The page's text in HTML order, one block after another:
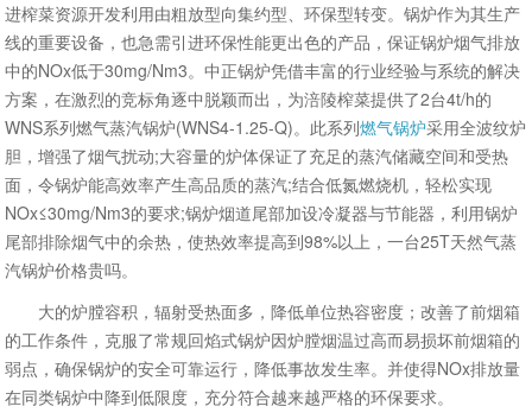
进榨菜资源开发利用由粗放型向集约型、环保型转变。锅炉作为其生产
线的重要设备，也急需引进环保性能更出色的产品，保证锅炉烟气排放
中的NOx低于30mg/Nm3。中正锅炉凭借丰富的行业经验与系统的解决
方案，在激烈的竞标角逐中脱颖而出，为涪陵榨菜提供了2台4t/h的
WNS系列燃气蒸汽锅炉(WNS4-1.25-Q)。此系列燃气锅炉采用全波纹炉
胆，增强了烟气扰动;大容量的炉体保证了充足的蒸汽储藏空间和受热
面，令锅炉能高效率产生高品质的蒸汽;结合低氮燃烧机，轻松实现
NOx≤30mg/Nm3的要求;锅炉烟道尾部加设冷凝器与节能器，利用锅炉
尾部排除烟气中的余热，使热效率提高到98%以上，一台25T天然气蒸
汽锅炉价格贵吗。
大的炉膛容积，辐射受热面多，降低单位热容密度；改善了前烟箱
的工作条件，克服了常规回焰式锅炉因炉膛烟温过高而易损坏前烟箱的
弱点，确保锅炉的安全可靠运行，降低事故发生率。并使得NOx排放量
在同类锅炉中降到低限度，充分符合越来越严格的环保要求。